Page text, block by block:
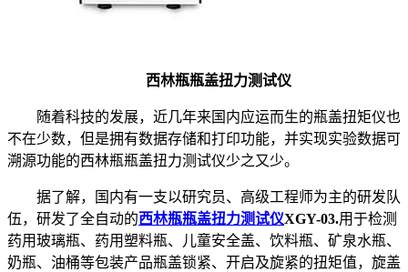
西林瓶瓶盖扭力测试仪
随着科技的发展，近几年来国内应运而生的瓶盖扭矩仪也
不在少数，但是拥有数据存储和打印功能，并实现实验数据可
溯源功能的西林瓶瓶盖扭力测试仪少之又少。
据了解，国内有一支以研究员、高级工程师为主的研发队
伍，研发了全自动的西林瓶瓶盖扭力测试仪XGY-03.用于检测
药用玻璃瓶、药用塑料瓶、儿童安全盖、饮料瓶、矿泉水瓶、
奶瓶、油桶等包装产品瓶盖锁紧、开启及旋紧的扭矩值，旋盖